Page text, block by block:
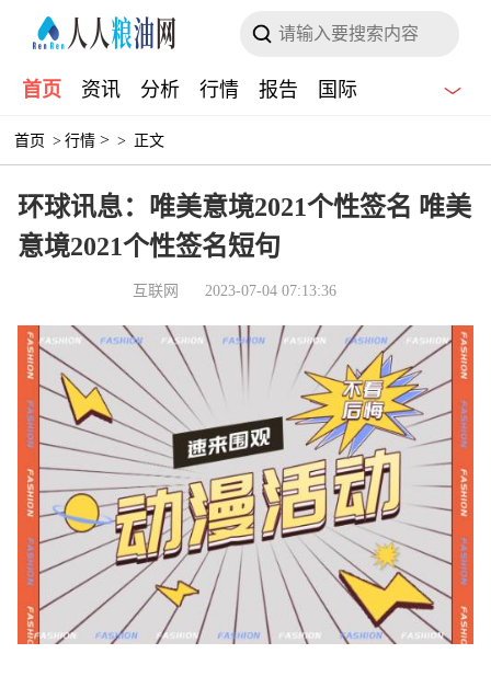
首页 资讯 分析 行情 报告 国际
首页 > 行情 > > 正文
环球讯息：唯美意境2021个性签名 唯美
意境2021个性签名短句
互联网 2023-07-04 07:13:36